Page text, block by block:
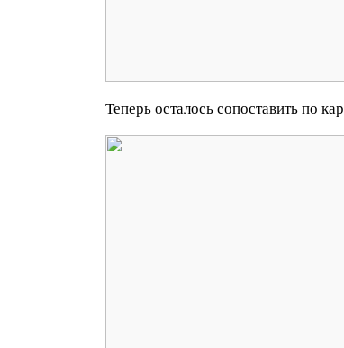
Теперь осталось сопоставить по